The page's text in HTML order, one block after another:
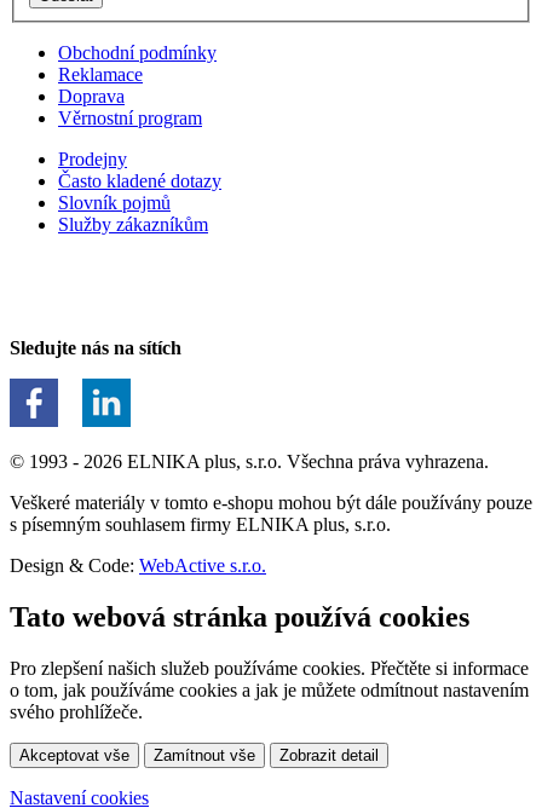
Obchodní podmínky
Reklamace
Doprava
Věrnostní program
Prodejny
Často kladené dotazy
Slovník pojmů
Služby zákazníkům
Sledujte nás na sítích
© 1993 - 2026 ELNIKA plus, s.r.o. Všechna práva vyhrazena.
Veškeré materiály v tomto e-shopu mohou být dále používány pouze
s písemným souhlasem firmy ELNIKA plus, s.r.o.
Design & Code: WebActive s.r.o.
Tato webová stránka používá cookies
Pro zlepšení našich služeb používáme cookies. Přečtěte si informace
o tom, jak používáme cookies a jak je můžete odmítnout nastavením
svého prohlížeče.
Akceptovat vše Zamítnout vše Zobrazit detail
Nastavení cookies